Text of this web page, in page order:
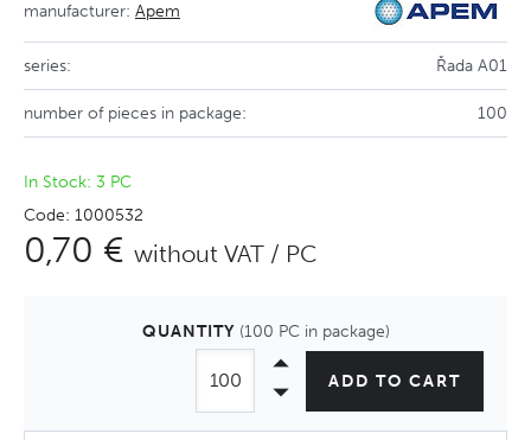
manufacturer: Apem
series: Řada A01
number of pieces in package: 100
In Stock: 3 PC
Code: 1000532
0,70 € without VAT / PC
QUANTITY (100 PC in package)
ADD TO CART